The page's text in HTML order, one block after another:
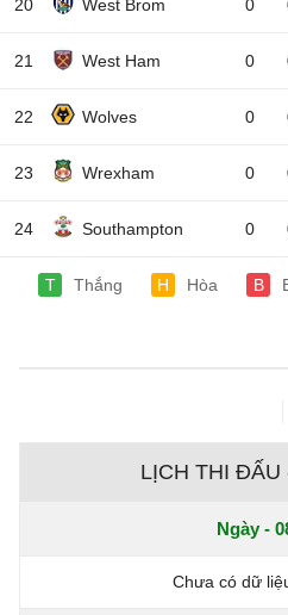
20 West Brom 0
21 West Ham 0
22 Wolves 0
23 Wrexham 0
24 Southampton 0
T Thắng H Hòa B
LỊCH THI ĐẤU
Ngày -
Chưa có dữ